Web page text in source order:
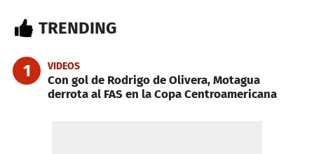
TRENDING
1 VIDEOS
Con gol de Rodrigo de Olivera, Motagua
derrota al FAS en la Copa Centroamericana